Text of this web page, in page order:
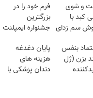
و شوی
کبد با
سم زدای
فرم خود را در
بزرگترین
جشنواره ایمپلنت
فقط ۲۵ میلیون
بنفس
بزن (ژل
پایان دغدغه
هزینه های
دندان پزشکی با